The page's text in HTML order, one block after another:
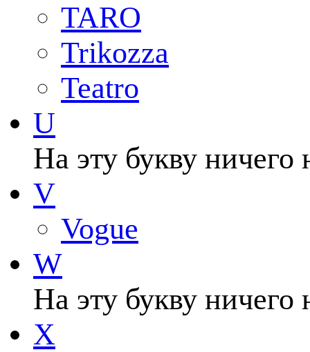
TARO
Trikozza
Teatro
U
На эту букву ничего
V
Vogue
W
На эту букву ничего
X